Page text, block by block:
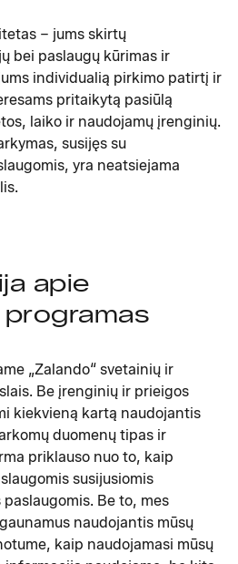
– jums skirtų
bei paslaugų kūrimas ir
individualią pirkimo patirtį ir
pritaikytą pasiūlą
laiko ir naudojamų įrenginių.
susijęs su
yra neatsiejama
apie
„Zalando“ svetainių ir
Be įrenginių ir prieigos
kiekvieną kartą naudojantis
duomenų tipas ir
priklauso nuo to, kaip
susijusiomis
Be to, mes
naudojantis mūsų
kaip naudojamasi mūsų